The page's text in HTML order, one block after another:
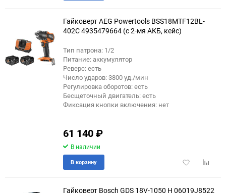
еще 4 фото
Гайковерт AEG Powertools BSS18MTF12BL-
402C 4935479664 (с 2-мя АКБ, кейс)
Тип патрона: 1/2
Питание: аккумулятор
Реверс: есть
Число ударов: 3800 уд./мин
Регулировка оборотов: есть
Бесщеточный двигатель: есть
Фиксация кнопки включения: нет
61 140₽
В наличии
Добавить
В корзину
Гайковерт Bosch GDS 18V-1050 H 06019J8522